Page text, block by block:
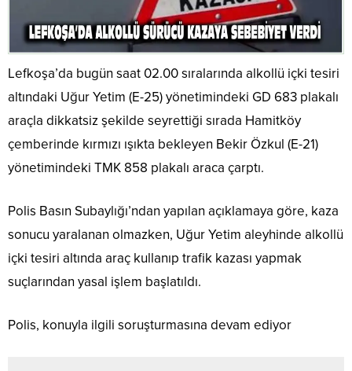
Lefkoşa’da bugün saat 02.00 sıralarında alkollü içki tesiri
altındaki Uğur Yetim (E-25) yönetimindeki GD 683 plakalı
araçla dikkatsiz şekilde seyrettiği sırada Hamitköy
çemberinde kırmızı ışıkta bekleyen Bekir Özkul (E-21)
yönetimindeki TMK 858 plakalı araca çarptı.
Polis Basın Subaylığı’ndan yapılan açıklamaya göre, kaza
sonucu yaralanan olmazken, Uğur Yetim aleyhinde alkollü
içki tesiri altında araç kullanıp trafik kazası yapmak
suçlarından yasal işlem başlatıldı.
Polis, konuyla ilgili soruşturmasına devam ediyor